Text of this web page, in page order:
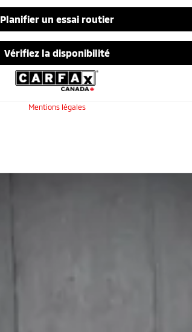
Planifier un essai routier
Vérifiez la disponibilité
Mentions légales